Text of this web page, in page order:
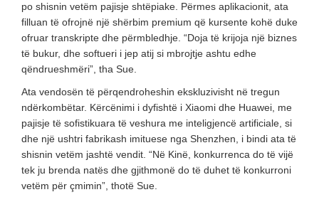
po shisnin vetëm pajisje shtëpiake. Përmes aplikacionit, ata
filluan të ofrojnë një shërbim premium që kursente kohë duke
ofruar transkripte dhe përmbledhje. “Doja të krijoja një biznes
të bukur, dhe softueri i jep atij si mbrojtje ashtu edhe
qëndrueshmëri”, tha Sue.
Ata vendosën të përqendroheshin ekskluzivisht në tregun
ndërkombëtar. Kërcënimi i dyfishtë i Xiaomi dhe Huawei, me
pajisje të sofistikuara të veshura me inteligjencë artificiale, si
dhe një ushtri fabrikash imituese nga Shenzhen, i bindi ata të
shisnin vetëm jashtë vendit. “Në Kinë, konkurrenca do të vijë
tek ju brenda natës dhe gjithmonë do të duhet të konkurroni
vetëm për çmimin”, thotë Sue.